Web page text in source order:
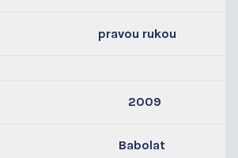
pravou rukou
2009
Babolat